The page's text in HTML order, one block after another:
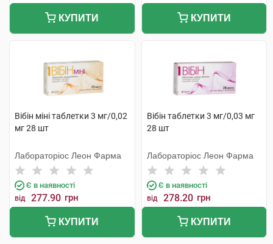
КУПИТИ КУПИТИ
Вібін міні таблетки 3 мг/0,02
мг 28 шт
Лабораторіос Леон Фарма
Є в наявності
від 277.90 грн
КУПИТИ
Вібін таблетки 3 мг/0,03 мг
28 шт
Лабораторіос Леон Фарма
Є в наявності
від 278.20 грн
КУПИТИ